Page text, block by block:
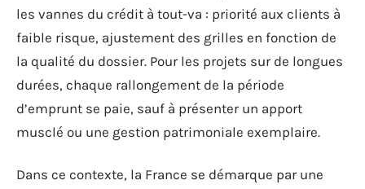
les vannes du crédit à tout-va : priorité aux clients à
faible risque, ajustement des grilles en fonction de
la qualité du dossier. Pour les projets sur de longues
durées, chaque rallongement de la période
d’emprunt se paie, sauf à présenter un apport
musclé ou une gestion patrimoniale exemplaire.
Dans ce contexte, la France se démarque par une